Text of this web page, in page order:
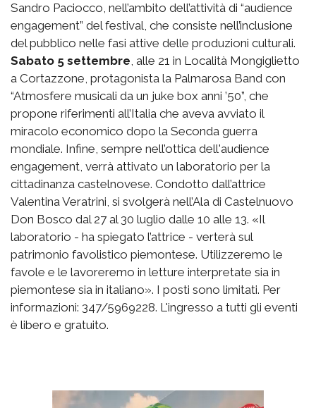
Sandro Paciocco, nell’ambito dell’attività di “audience
engagement” del festival, che consiste nell’inclusione
del pubblico nelle fasi attive delle produzioni culturali.
Sabato 5 settembre, alle 21 in Località Mongiglietto
a Cortazzone, protagonista la Palmarosa Band con
“Atmosfere musicali da un juke box anni ’50”, che
propone riferimenti all’Italia che aveva avviato il
miracolo economico dopo la Seconda guerra
mondiale. Infine, sempre nell’ottica dell'audience
engagement, verrà attivato un laboratorio per la
cittadinanza castelnovese. Condotto dall’attrice
Valentina Veratrini, si svolgerà nell’Ala di Castelnuovo
Don Bosco dal 27 al 30 luglio dalle 10 alle 13. «Il
laboratorio - ha spiegato l’attrice - verterà sul
patrimonio favolistico piemontese. Utilizzeremo le
favole e le lavoreremo in letture interpretate sia in
piemontese sia in italiano». I posti sono limitati. Per
informazioni: 347/5969228. L'ingresso a tutti gli eventi
è libero e gratuito.